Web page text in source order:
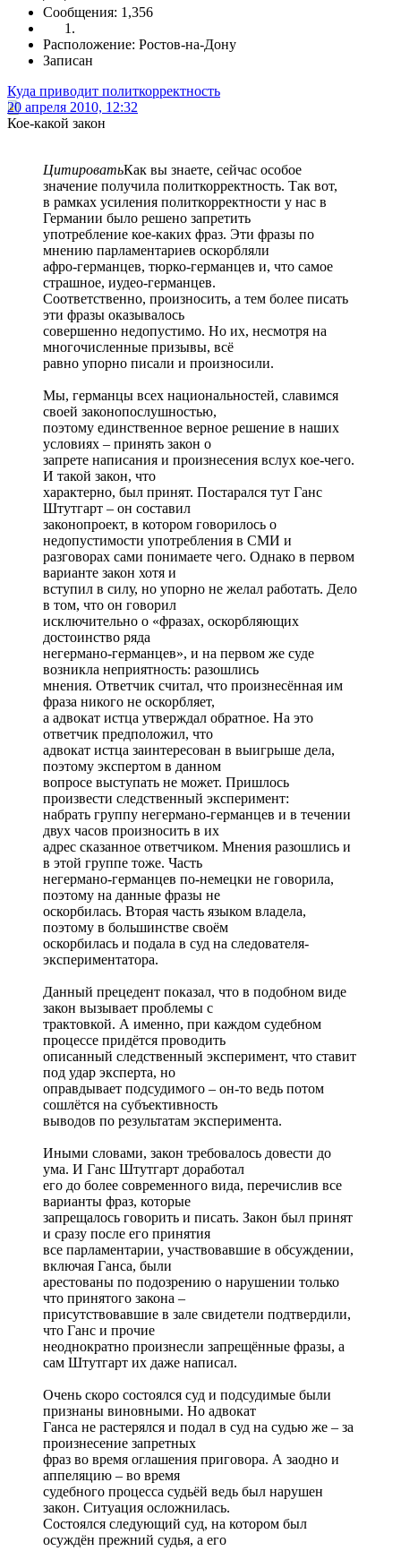
Сообщения: 1,356
Расположение: Ростов-на-Дону
Записан
Куда приводит политкорректность
20 апреля 2010, 12:32
Кое-какой закон
ЦитироватьКак вы знаете, сейчас особое
значение получила политкорректность. Так вот,
в рамках усиления политкорректности у нас в
Германии было решено запретить
употребление кое-каких фраз. Эти фразы по
мнению парламентариев оскорбляли
афро-германцев, тюрко-германцев и, что самое
страшное, иудео-германцев.
Соответственно, произносить, а тем более писать
эти фразы оказывалось
совершенно недопустимо. Но их, несмотря на
многочисленные призывы, всё
равно упорно писали и произносили.
Мы, германцы всех национальностей, славимся
своей законопослушностью,
поэтому единственное верное решение в наших
условиях – принять закон о
запрете написания и произнесения вслух кое-чего.
И такой закон, что
характерно, был принят. Постарался тут Ганс
Штутгарт – он составил
законопроект, в котором говорилось о
недопустимости употребления в СМИ и
разговорах сами понимаете чего. Однако в первом
варианте закон хотя и
вступил в силу, но упорно не желал работать. Дело
в том, что он говорил
исключительно о «фразах, оскорбляющих
достоинство ряда
негермано-германцев», и на первом же суде
возникла неприятность: разошлись
мнения. Ответчик считал, что произнесённая им
фраза никого не оскорбляет,
а адвокат истца утверждал обратное. На это
ответчик предположил, что
адвокат истца заинтересован в выигрыше дела,
поэтому экспертом в данном
вопросе выступать не может. Пришлось
произвести следственный эксперимент:
набрать группу негермано-германцев и в течении
двух часов произносить в их
адрес сказанное ответчиком. Мнения разошлись и
в этой группе тоже. Часть
негермано-германцев по-немецки не говорила,
поэтому на данные фразы не
оскорбилась. Вторая часть языком владела,
поэтому в большинстве своём
оскорбилась и подала в суд на следователя-
экспериментатора.
Данный прецедент показал, что в подобном виде
закон вызывает проблемы с
трактовкой. А именно, при каждом судебном
процессе придётся проводить
описанный следственный эксперимент, что ставит
под удар эксперта, но
оправдывает подсудимого – он-то ведь потом
сошлётся на субъективность
выводов по результатам эксперимента.
Иными словами, закон требовалось довести до
ума. И Ганс Штутгарт доработал
его до более современного вида, перечислив все
варианты фраз, которые
запрещалось говорить и писать. Закон был принят
и сразу после его принятия
все парламентарии, участвовавшие в обсуждении,
включая Ганса, были
арестованы по подозрению о нарушении только
что принятого закона –
присутствовавшие в зале свидетели подтвердили,
что Ганс и прочие
неоднократно произнесли запрещённые фразы, а
сам Штутгарт их даже написал.
Очень скоро состоялся суд и подсудимые были
признаны виновными. Но адвокат
Ганса не растерялся и подал в суд на судью же – за
произнесение запретных
фраз во время оглашения приговора. А заодно и
аппеляцию – во время
судебного процесса судьёй ведь был нарушен
закон. Ситуация осложнилась.
Состоялся следующий суд, на котором был
осуждён прежний судья, а его